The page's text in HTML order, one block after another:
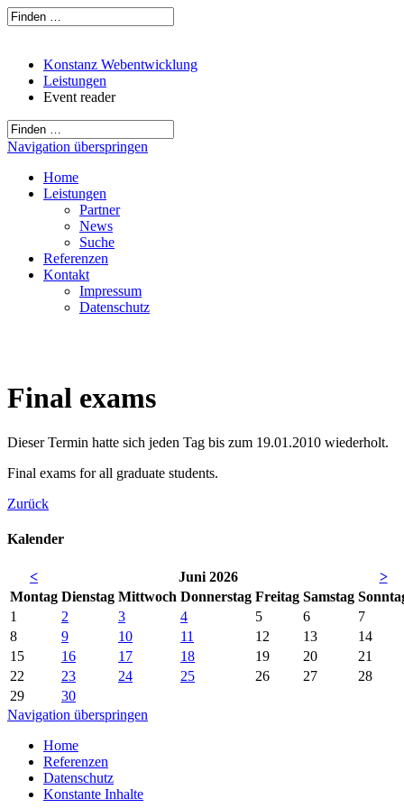
Konstanz Webentwicklung
Leistungen
Event reader
Navigation überspringen
Home
Leistungen
Partner
News
Suche
Referenzen
Kontakt
Impressum
Datenschutz
Final exams
Dieser Termin hatte sich jeden Tag bis zum 19.01.2010 wiederholt.
Final exams for all graduate students.
Zurück
Kalender
< Juni 2026
>
Montag Dienstag Mittwoch Donnerstag Freitag Samstag So
1
2 3 4 5 6
7
8
9 10 11 12 13
14
15
16 17 18 19 20
21
22
23 24 25 26 27
28
29
30
Navigation überspringen
Home
Referenzen
Datenschutz
Konstante Inhalte